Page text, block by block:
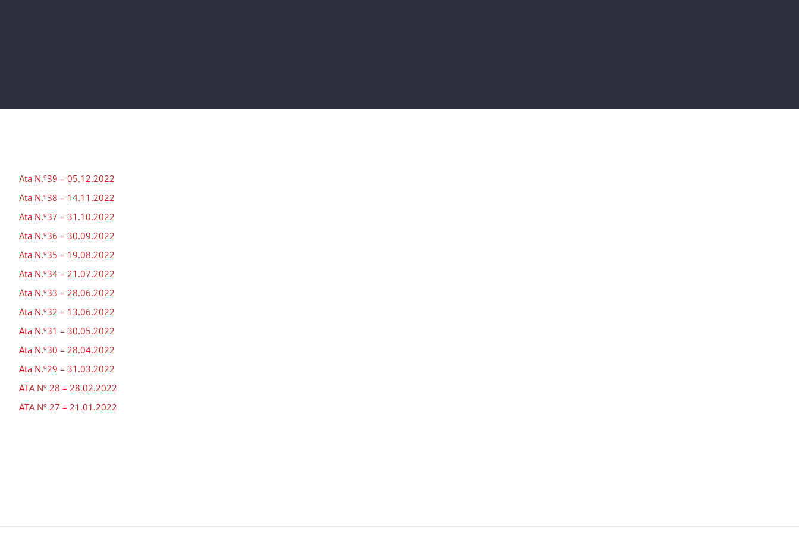
Ata N.º39 – 05.12.2022
Ata N.º38 – 14.11.2022
Ata N.º37 – 31.10.2022
Ata N.º36 – 30.09.2022
Ata N.º35 – 19.08.2022
Ata N.º34 – 21.07.2022
Ata N.º33 – 28.06.2022
Ata N.º32 – 13.06.2022
Ata N.º31 – 30.05.2022
Ata N.º30 – 28.04.2022
Ata N.º29 – 31.03.2022
ATA Nº 28 – 28.02.2022
ATA Nº 27 – 21.01.2022